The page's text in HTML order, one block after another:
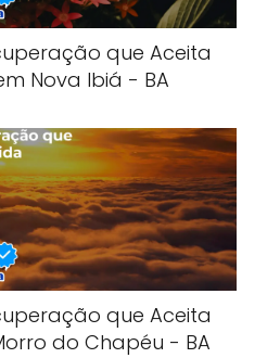
que Aceita
Nova Ibiá - BA
que Aceita
do Chapéu - BA